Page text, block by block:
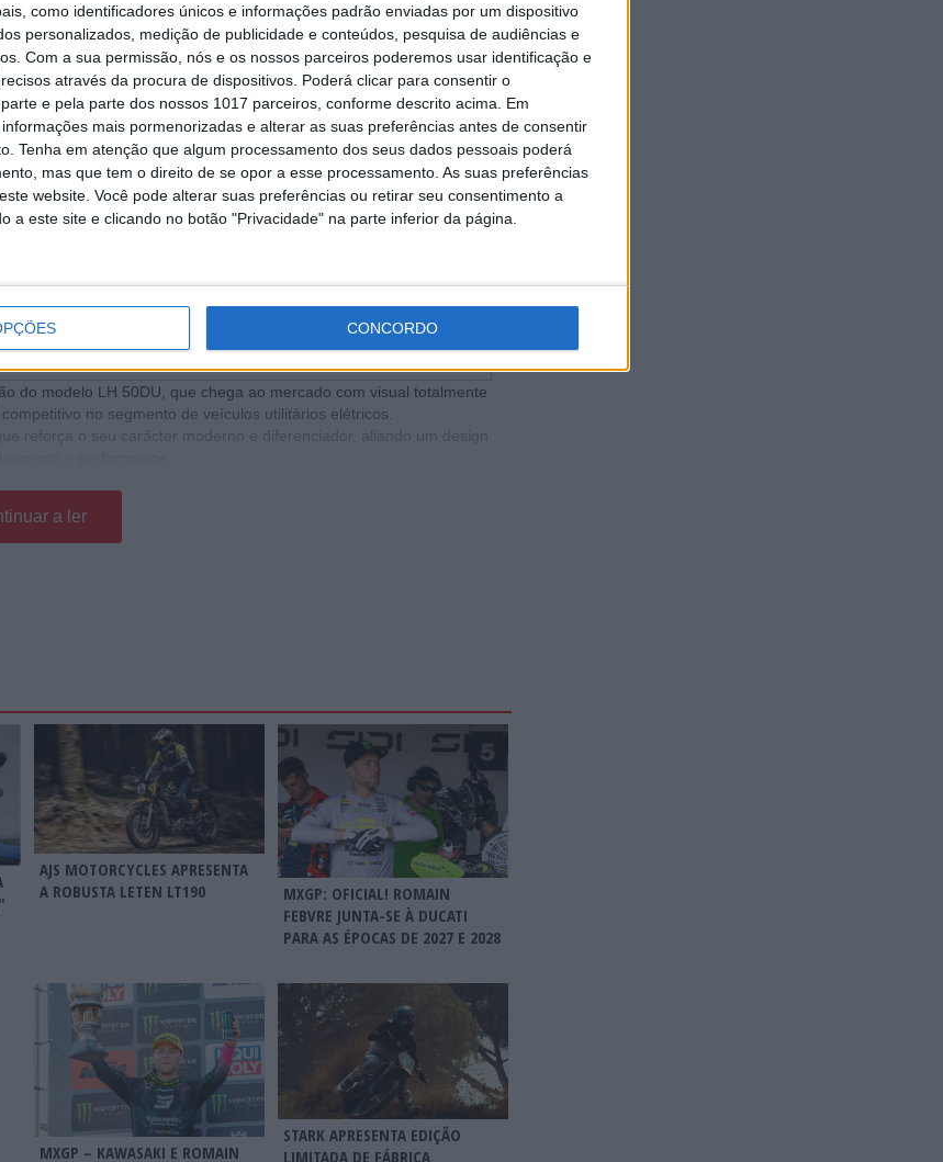
como identificadores únicos e informações padrão enviadas por um dispositivo
personalizados, medição de publicidade e conteúdos, pesquisa de audiências e
Com a sua permissão, nós e os nossos parceiros poderemos usar identificação e
através da procura de dispositivos. Poderá clicar para consentir o
e pela parte dos nossos 1017 parceiros, conforme descrito acima. Em
mais pormenorizadas e alterar as suas preferências antes de consentir
Tenha em atenção que algum processamento dos seus dados pessoais poderá
mas que tem o direito de se opor a esse processamento. As suas preferências
website. Você pode alterar suas preferências ou retirar seu consentimento a
a este site e clicando no botão "Privacidade" na parte inferior da página.
CONCORDO
do modelo LH 50DU, que chega ao mercado com visual totalmente
no segmento de veículos utilitários elétricos.
reforça o seu carácter moderno e diferenciador, aliando um design
a ler
AJS MOTORCYCLES APRESENTA
A ROBUSTA LETEN LT190
MXGP: OFICIAL! ROMAIN
FEBVRE JUNTA-SE À DUCATI
PARA AS ÉPOCAS DE 2027 E 2028
MXGP – KAWASAKI E ROMAIN
STARK APRESENTA EDIÇÃO
LIMITADA DE FÁBRICA